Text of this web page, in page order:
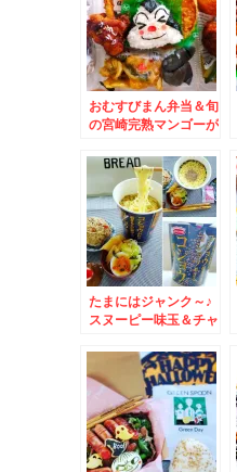
おむすびまん弁当＆旬
の宮崎完熟マンゴーが
たまにはジャンク～♪
スヌーピー味玉＆チャ
ーメン☆